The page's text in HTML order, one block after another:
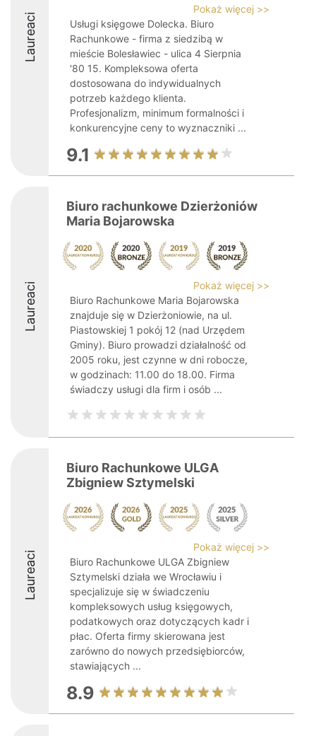
Laureaci
Pokaż więcej >>
Usługi księgowe Dolecka. Biuro
Rachunkowe - firma z siedzibą w
mieście Bolesławiec - ulica 4 Sierpnia
'80 15. Kompleksowa oferta
dostosowana do indywidualnych
potrzeb każdego klienta.
Profesjonalizm, minimum formalności i
konkurencyjne ceny to wyznaczniki ...
9.1
Laureaci
Biuro rachunkowe Dzierżoniów
Maria Bojarowska
Pokaż więcej >>
Biuro Rachunkowe Maria Bojarowska
znajduje się w Dzierżoniowie, na ul.
Piastowskiej 1 pokój 12 (nad Urzędem
Gminy). Biuro prowadzi działalność od
2005 roku, jest czynne w dni robocze,
w godzinach: 11.00 do 18.00. Firma
świadczy usługi dla firm i osób ...
Laureaci
Biuro Rachunkowe ULGA
Zbigniew Sztymelski
Pokaż więcej >>
Biuro Rachunkowe ULGA Zbigniew
Sztymelski działa we Wrocławiu i
specjalizuje się w świadczeniu
kompleksowych usług księgowych,
podatkowych oraz dotyczących kadr i
płac. Oferta firmy skierowana jest
zarówno do nowych przedsiębiorców,
stawiających ...
8.9